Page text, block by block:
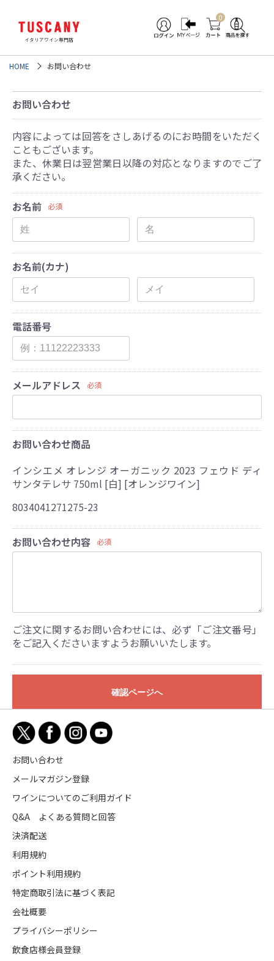
イタリアワイン専門店
0
HOME お問い合わせ
お問い合わせ
内容によっては回答をさしあげるのにお時間をいただく
こともございます。
また、休業日は翌営業日以降の対応となりますのでご了
承ください。
お名前 必須
お名前(カナ)
電話番号
メールアドレス 必須
お問い合わせ商品
インシエメ オレンジ オーガニック 2023 フェウド ディ
サンタテレサ 750ml [白] [オレンジワイン]
8034041271275-23
お問い合わせ内容 必須
ご注文に関するお問い合わせには、必ず「ご注文番号」
をご記入くださいますようお願いいたします。
確認ページへ
お問い合わせ
メールマガジン登録
ワインについてのご利用ガイド
Q&A よくある質問と回答
決済配送
利用規約
ポイント利用規約
特定商取引法に基づく表記
会社概要
プライバシーポリシー
飲食店様会員登録